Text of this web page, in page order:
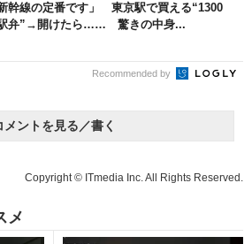
新幹線の定番です」 東京駅で買える“1300
弁”→開けたら…… 驚きの中身...
Recommended by
メントを見る／書く
Copyright © ITmedia Inc. All Rights Reserved.
メ